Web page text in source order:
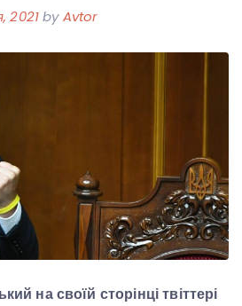
2021byAvtor
на своїй сторінці твіттері